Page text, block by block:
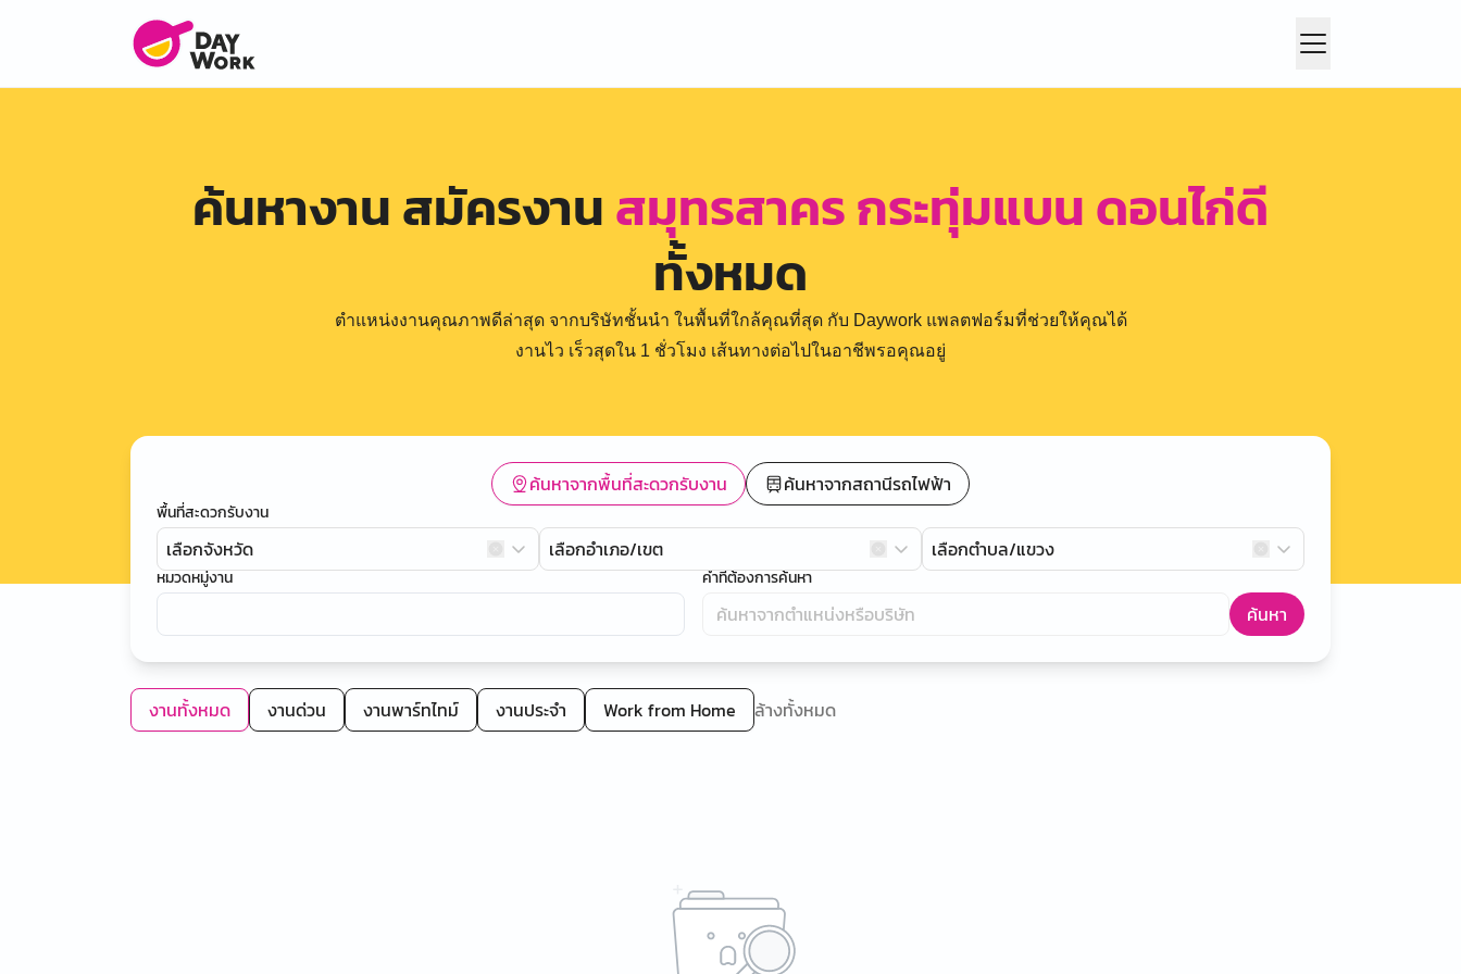
ค้นหางาน สมัครงานสมุทรสาคร กระทุ่มแบน ดอนไก่ดี
ทั้งหมด
ตำแหน่งงานคุณภาพดีล่าสุด จากบริษัทชั้นนำ ในพื้นที่ใกล้คุณที่สุด กับ Daywork แพลตฟอร์มที่ช่วยให้คุณได้
งานไว เร็วสุดใน 1 ชั่วโมง เส้นทางต่อไปในอาชีพรอคุณอยู่
ค้นหาจากพื้นที่สะดวกรับงาน ค้นหาจากสถานีรถไฟฟ้า
พื้นที่สะดวกรับงาน
เลือกจังหวัด เลือกอำเภอ/เขต เลือกตำบล/แขวง
หมวดหมู่งาน คำที่ต้องการค้นหา
ค้นหา
งานทั้งหมด งานด่วน งานพาร์ทไทม์ งานประจำ Work from Home ล้างทั้งหมด